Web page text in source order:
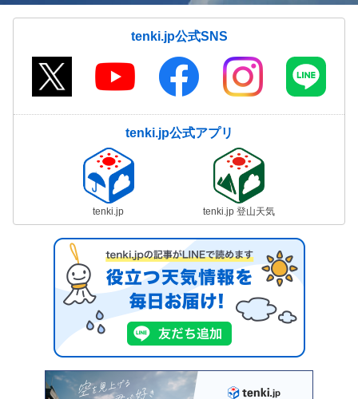
tenki.jp公式SNS
tenki.jp公式アプリ
tenki.jp tenki.jp 登山天気